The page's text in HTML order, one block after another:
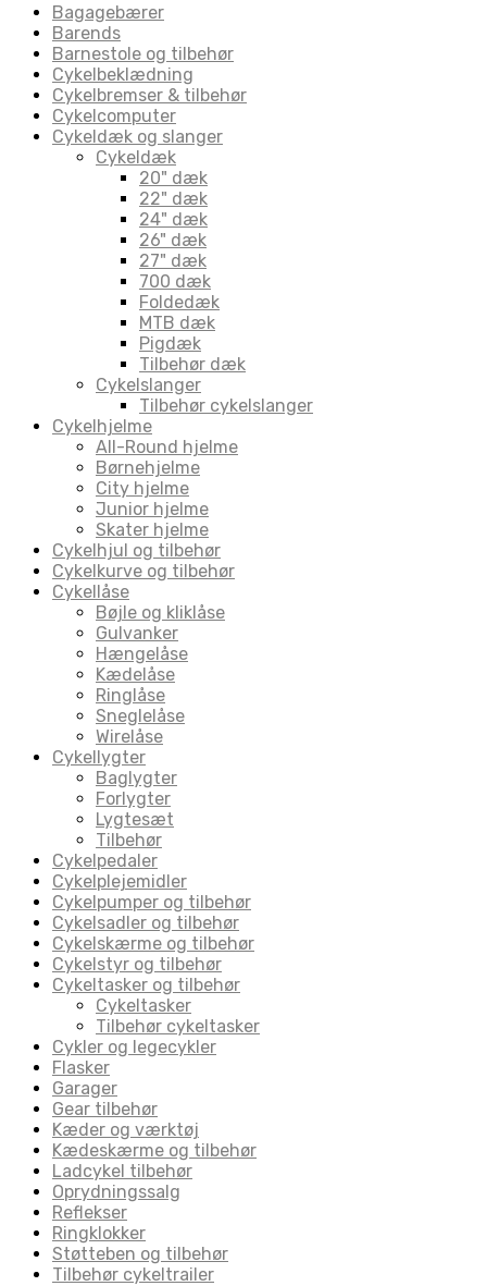
Bagagebærer
Barends
Barnestole og tilbehør
Cykelbeklædning
Cykelbremser & tilbehør
Cykelcomputer
Cykeldæk og slanger
Cykeldæk
20" dæk
22" dæk
24" dæk
26" dæk
27" dæk
700 dæk
Foldedæk
MTB dæk
Pigdæk
Tilbehør dæk
Cykelslanger
Tilbehør cykelslanger
Cykelhjelme
All-Round hjelme
Børnehjelme
City hjelme
Junior hjelme
Skater hjelme
Cykelhjul og tilbehør
Cykelkurve og tilbehør
Cykellåse
Bøjle og kliklåse
Gulvanker
Hængelåse
Kædelåse
Ringlåse
Sneglelåse
Wirelåse
Cykellygter
Baglygter
Forlygter
Lygtesæt
Tilbehør
Cykelpedaler
Cykelplejemidler
Cykelpumper og tilbehør
Cykelsadler og tilbehør
Cykelskærme og tilbehør
Cykelstyr og tilbehør
Cykeltasker og tilbehør
Cykeltasker
Tilbehør cykeltasker
Cykler og legecykler
Flasker
Garager
Gear tilbehør
Kæder og værktøj
Kædeskærme og tilbehør
Ladcykel tilbehør
Oprydningssalg
Reflekser
Ringklokker
Støtteben og tilbehør
Tilbehør cykeltrailer